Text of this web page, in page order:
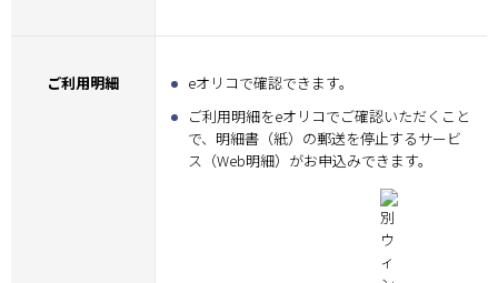
ご利用明細
eオリコで確認できます。
ご利用明細をeオリコでご確認いただくこと
で、明細書（紙）の郵送を停止するサービ
ス（Web明細）がお申込みできます。